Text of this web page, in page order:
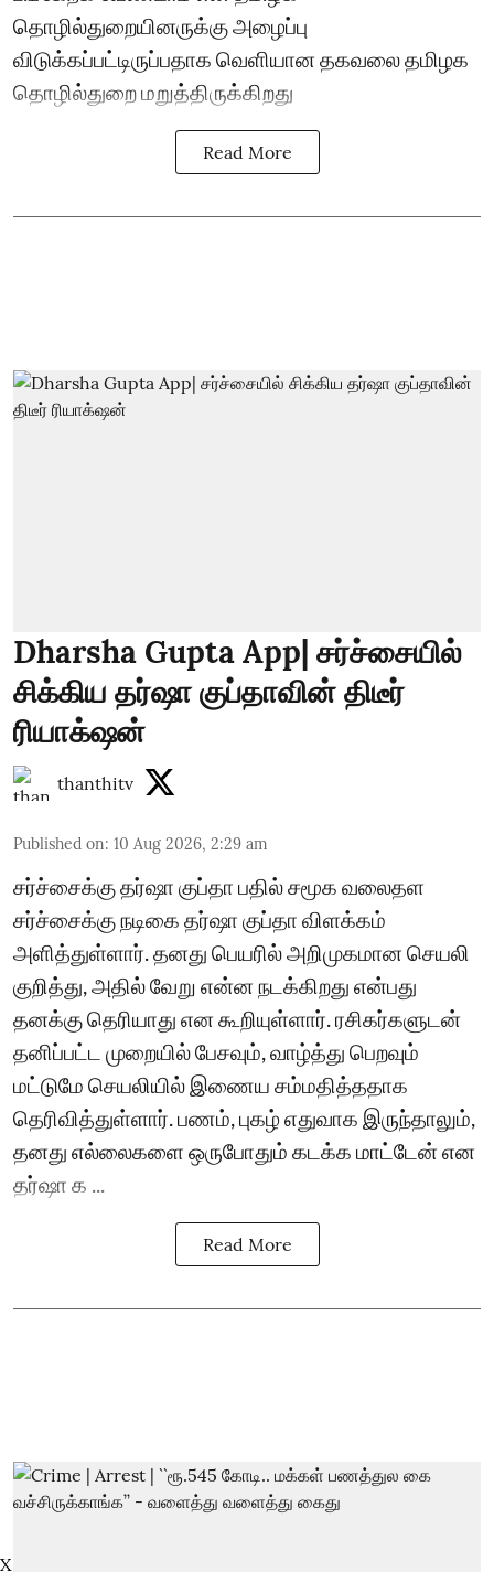
தொழில்துறையினருக்கு அழைப்பு
விடுக்கப்பட்டிருப்பதாக வெளியான தகவலை தமிழக
தொழில்துறை மறுத்திருக்கிறது
Read More
Dharsha Gupta App| சர்ச்சையில்
சிக்கிய தர்ஷா குப்தாவின் திடீர்
ரியாக்‌ஷன்
thanthitv
Published on: 10 Aug 2026, 2:29 am
சர்ச்சைக்கு தர்ஷா குப்தா பதில் சமூக வலைதள
சர்ச்சைக்கு நடிகை தர்ஷா குப்தா விளக்கம்
அளித்துள்ளார். தனது பெயரில் அறிமுகமான செயலி
குறித்து, அதில் வேறு என்ன நடக்கிறது என்பது
தனக்கு தெரியாது என கூறியுள்ளார். ரசிகர்களுடன்
தனிப்பட்ட முறையில் பேசவும், வாழ்த்து பெறவும்
மட்டுமே செயலியில் இணைய சம்மதித்ததாக
தெரிவித்துள்ளார். பணம், புகழ் எதுவாக இருந்தாலும்,
தனது எல்லைகளை ஒருபோதும் கடக்க மாட்டேன் என
தர்ஷா க ...
Read More
X